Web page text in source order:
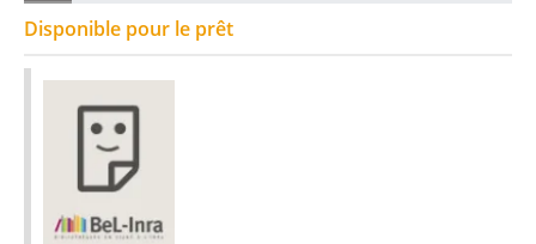
Disponible pour le prêt